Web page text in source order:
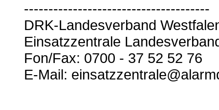
--------------------------------------
DRK-Landesverband
Einsatzzentrale
Fon/Fax: 0700 - 37 52 52 76
E-Mail: